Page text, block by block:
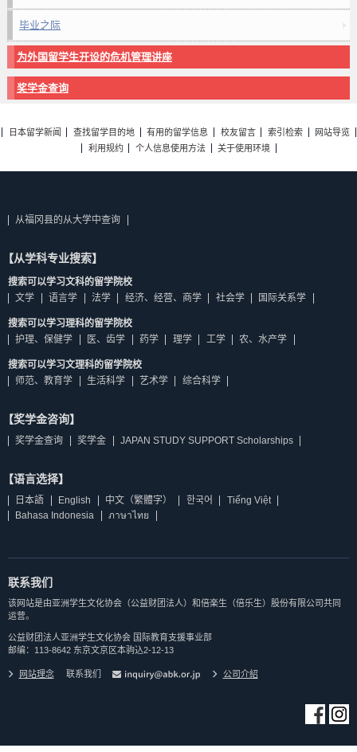
毕业之际
为外国留学生开设的危机管理讲座
奖学金查询
日本留学新闻 查找留学目的地 有用的留学信息 校友留言 索引检索
网站导览
利用规约
个人信息使用方法 关于使用环境
从福冈县的从大学中查询
【从学科专业搜索】
搜索可以学习文科的留学院校
文学
语言学 法学 经济、经营、商学 社会学 国际关系学
搜索可以学习理科的留学院校
护理、保健学
医、齿学 药学 理学 工学 农、水产学
搜索可以学习文理科的留学院校
师范、教育学
生活科学 艺术学 综合科学
【奖学金咨询】
奖学金查询 奖学金 JAPAN STUDY SUPPORT Scholarships
【语言选择】
日本語 English 中文（繁體字） 한국어
Tiếng Việt
Bahasa Indonesia
ภาษาไทย
联系我们
该网站是由亚洲学生文化协会（公益财团法人）和倍楽生（倍乐生）股份有限公司共同
运营。
公益财团法人亚洲学生文化协会 国际教育支援事业部
邮编：113-8642 东京文京区本驹込2-12-13
网站理念 联系我们 公司介紹